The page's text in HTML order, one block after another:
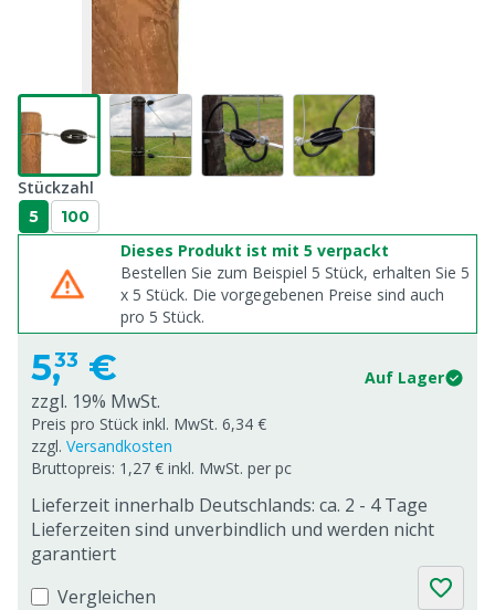
Stückzahl
5 100
Dieses Produkt ist mit 5 verpackt
Bestellen Sie zum Beispiel 5 Stück, erhalten Sie 5
x 5 Stück. Die vorgegebenen Preise sind auch
pro 5 Stück.
5,33 € Auf Lager
zzgl. 19% MwSt.
Preis pro Stück inkl. MwSt. 6,34 €
zzgl. Versandkosten
Bruttopreis: 1,27 € inkl. MwSt. per pc
Lieferzeit innerhalb Deutschlands: ca. 2 - 4 Tage
Lieferzeiten sind unverbindlich und werden nicht
garantiert
Vergleichen